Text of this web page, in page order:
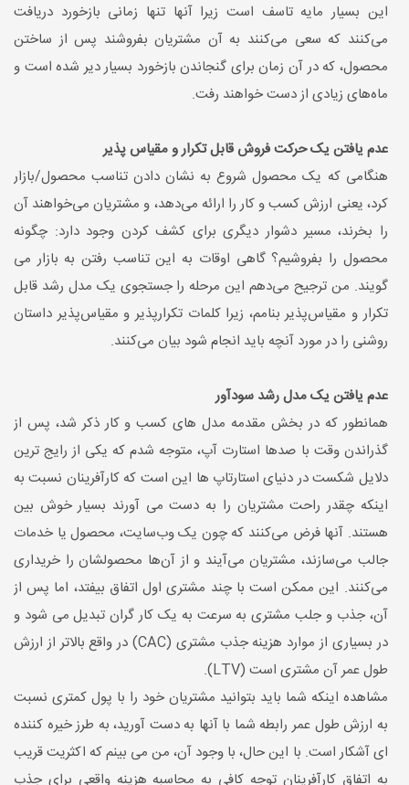
این بسیار مایه تاسف است زیرا آنها تنها زمانی بازخورد دریافت
می‌کنند که سعی می‌کنند به آن مشتریان بفروشند پس از ساختن
محصول، که در آن زمان برای گنجاندن بازخورد بسیار دیر شده است و
ماه‌های زیادی از دست خواهند رفت.
عدم یافتن یک حرکت فروش قابل تکرار و مقیاس پذیر
هنگامی که یک محصول شروع به نشان دادن تناسب محصول/بازار
کرد، یعنی ارزش کسب و کار را ارائه می‌دهد، و مشتریان می‌خواهند آن
را بخرند، مسیر دشوار دیگری برای کشف کردن وجود دارد: چگونه
محصول را بفروشیم؟ گاهی اوقات به این تناسب رفتن به بازار می
گویند. من ترجیح می‌دهم این مرحله را جستجوی یک مدل رشد قابل
تکرار و مقیاس‌پذیر بنامم، زیرا کلمات تکرارپذیر و مقیاس‌پذیر داستان
روشنی را در مورد آنچه باید انجام شود بیان می‌کنند.
عدم یافتن یک مدل رشد سودآور
همانطور که در بخش مقدمه مدل های کسب و کار ذکر شد، پس از
گذراندن وقت با صدها استارت آپ، متوجه شدم که یکی از رایج ترین
دلایل شکست در دنیای استارتاپ ها این است که کارآفرینان نسبت به
اینکه چقدر راحت مشتریان را به دست می آورند بسیار خوش بین
هستند. آنها فرض می‌کنند که چون یک وب‌سایت، محصول یا خدمات
جالب می‌سازند، مشتریان می‌آیند و از آن‌ها محصولشان را خریداری
می‌کنند. این ممکن است با چند مشتری اول اتفاق بیفتد، اما پس از
آن، جذب و جلب مشتری به سرعت به یک کار گران تبدیل می شود و
در بسیاری از موارد هزینه جذب مشتری (CAC) در واقع بالاتر از ارزش
طول عمر آن مشتری است (LTV).
مشاهده اینکه شما باید بتوانید مشتریان خود را با پول کمتری نسبت
به ارزش طول عمر رابطه شما با آنها به دست آورید، به طرز خیره کننده
ای آشکار است. با این حال، با وجود آن، من می بینم که اکثریت قریب
به اتفاق کارآفرینان توجه کافی به محاسبه هزینه واقعی برای جذب